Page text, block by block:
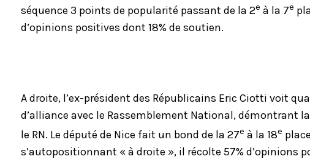
séquence 3 points de popularité passant de la 2e à la 7e
d’opinions positives dont 18% de soutien.
A droite, l’ex-président des Républicains Eric Ciotti voit
d’alliance avec le Rassemblement National, démontrant
le RN. Le député de Nice fait un bond de la 27e à la 18e
s’autopositionnant « à droite », il récolte 57% d’opinions